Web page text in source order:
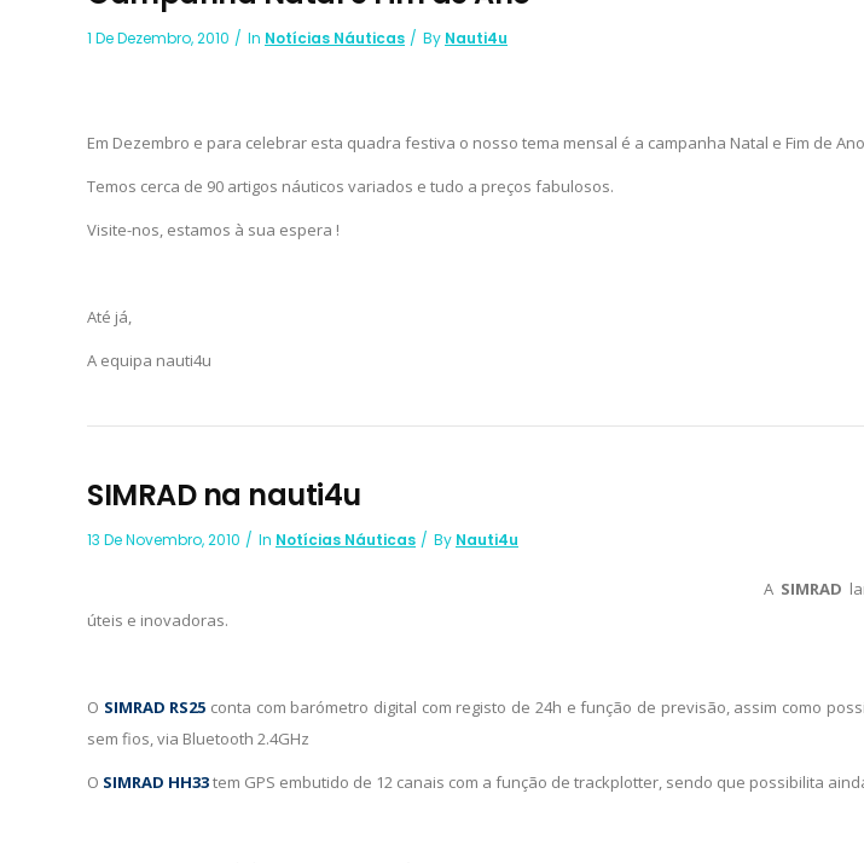
1 De Dezembro, 2010 In Notícias Náuticas By Nauti4u
Em Dezembro e para celebrar esta quadra festiva o nosso tema mensal é a campanha Natal e Fim de
Temos cerca de 90 artigos náuticos variados e tudo a preços fabulosos.
Visite-nos, estamos à sua espera !
Até já,
A equipa nauti4u
SIMRAD na nauti4u
13 De Novembro, 2010 In Notícias Náuticas By Nauti4u
A SIMRAD
úteis e inovadoras.
O SIMRAD RS25 conta com barómetro digital com registo de 24h e função de previsão, assim como
sem fios, via Bluetooth 2.4GHz
O SIMRAD HH33tem GPS embutido de 12 canais com a função de trackplotter, sendo que possibilita